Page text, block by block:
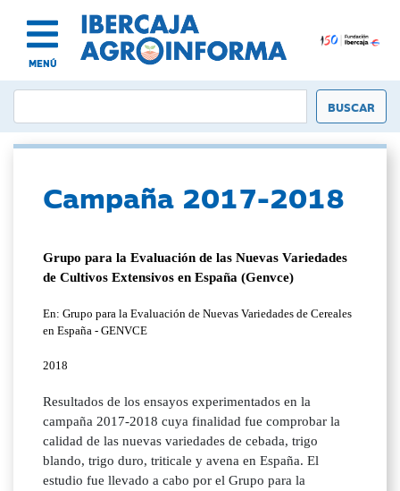
MENÚ
Campaña 2017-2018
Grupo para la Evaluación de las Nuevas Variedades
de Cultivos Extensivos en España (Genvce)
En: Grupo para la Evaluación de Nuevas Variedades de Cereales
en España - GENVCE
2018
Resultados de los ensayos experimentados en la
campaña 2017-2018 cuya finalidad fue comprobar la
calidad de las nuevas variedades de cebada, trigo
blando, trigo duro, triticale y avena en España. El
estudio fue llevado a cabo por el Grupo para la